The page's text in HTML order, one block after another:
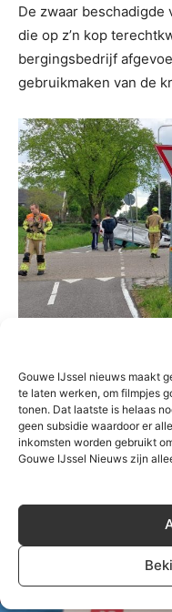
Gouwe IJssel nieuws maakt
te laten werken, om filmpjes
tonen. Dat laatste is helaas
geen subsidie waardoor er
inkomsten worden gebruikt
Gouwe IJssel Nieuws zijn
De zwaar
die op z’n kop
bergingsbedrijf
gebruikmaken van de